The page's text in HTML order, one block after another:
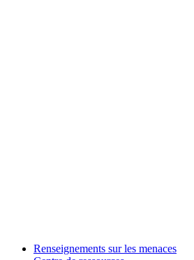
Renseignements sur les menaces